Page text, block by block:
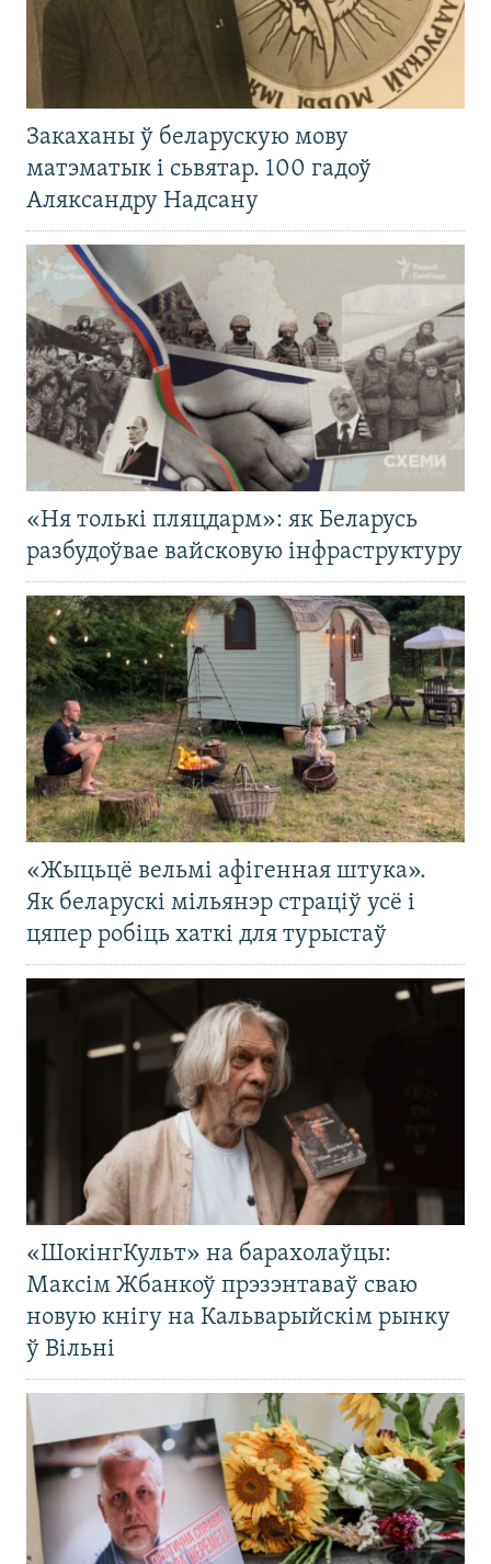
Закаханы ў беларускую мову
матэматык і сьвятар. 100 гадоў
Аляксандру Надсану
«Ня толькі пляцдарм»: як Беларусь
разбудоўвае вайсковую інфраструктуру
«Жыцьцё вельмі афігенная штука».
Як беларускі мільянэр страціў усё і
цяпер робіць хаткі для турыстаў
«ШокінгКульт» на барахолаўцы:
Максім Жбанкоў прэзэнтаваў сваю
новую кнігу на Кальварыйскім рынку
ў Вільні